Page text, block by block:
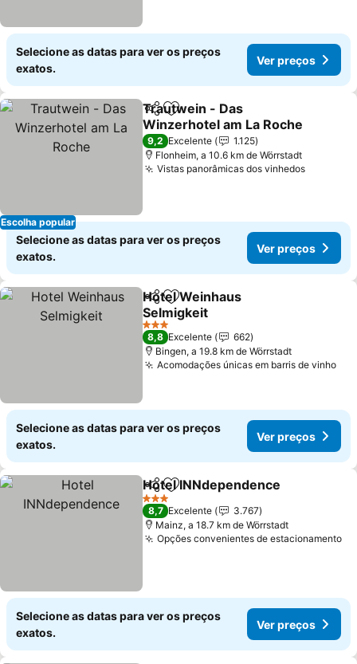
Selecione as datas para ver os preços
exatos.
Ver preços
Escolha popular
PartilharAdicionar aos favoritos
Trautwein - Das
Winzerhotel am La Roche
Ver preços
9,2 Excelente
1.125
Flonheim, a 10.6 km de Wörrstadt
Vistas panorâmicas dos vinhedosVer
Selecione as datas para ver os preços
exatos.
Ver preços
PartilharAdicionar aos favoritos
Hotel Weinhaus
Selmigkeit
Ver preços
3 Estrelas
8,8 Excelente
662
Bingen, a 19.8 km de Wörrstadt
Acomodações únicas em barris de vinho
Selecione as datas para ver os preços
exatos.
Ver preços
PartilharAdicionar aos favoritos
Hotel INNdependence
3 Estrelas
8,7 Excelente
3.767
Mainz, a 18.7 km de Wörrstadt
Opções convenientes de estacionamento
Selecione as datas para ver os preços
exatos.
Ver preços